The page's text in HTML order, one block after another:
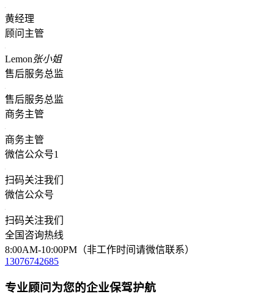
黄经理
顾问主管
Lemon张小姐
售后服务总监
售后服务总监
商务主管
商务主管
微信公众号1
扫码关注我们
微信公众号
扫码关注我们
全国咨询热线
8:00AM-10:00PM（非工作时间请微信联系）
13076742685
专业顾问为您的企业保驾护航